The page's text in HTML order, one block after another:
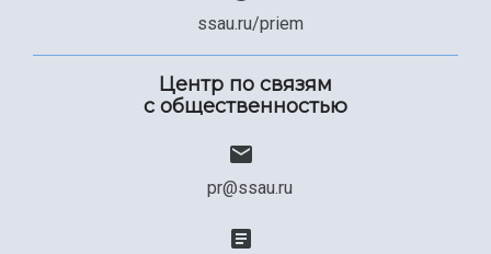
ssau.ru/priem
Центр по связям
с общественностью
pr@ssau.ru